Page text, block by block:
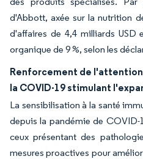
d'Abbott, axée sur la nutrition
d'affaires de 4,4 milliards USD
organique de 9 %, selon les
Renforcement de
la COVID-19 stimulant
La sensibilisation à la santé
depuis la pandémie de
ceux présentant des
mesures proactives pour